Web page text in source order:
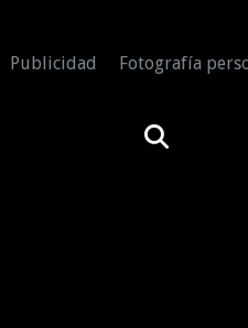
Publicidad Fotografía